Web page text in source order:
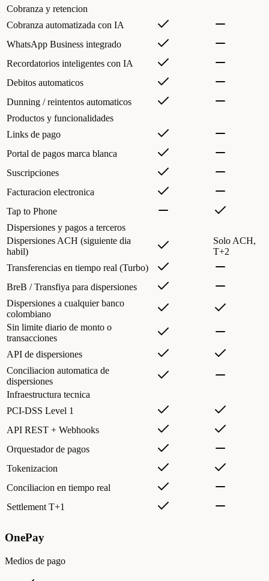
Cobranza y retencion
Cobranza automatizada con IA
WhatsApp Business integrado
Recordatorios inteligentes con IA
Debitos automaticos
Dunning / reintentos automaticos
Productos y funcionalidades
Links de pago
Portal de pagos marca blanca
Suscripciones
Facturacion electronica
Tap to Phone
Dispersiones y pagos a terceros
Dispersiones ACH (siguiente dia
habil)
Solo ACH,
T+2
Transferencias en tiempo real (Turbo)
BreB / Transfiya para dispersiones
Dispersiones a cualquier banco
colombiano
Sin limite diario de monto o
transacciones
API de dispersiones
Conciliacion automatica de
dispersiones
Infraestructura tecnica
PCI-DSS Level 1
API REST + Webhooks
Orquestador de pagos
Tokenizacion
Conciliacion en tiempo real
Settlement T+1
OnePay
Medios de pago